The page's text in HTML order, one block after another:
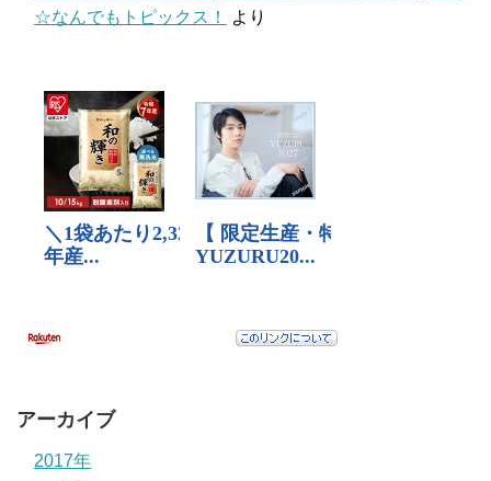
☆なんでもトピックス！
より
アーカイブ
2017年